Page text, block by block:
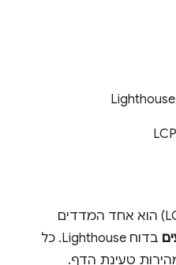
Largest Contentful Paint ‏ (LCP) הוא אחד המדדים
בדוח Lighthouse. כל
טעינת הדף.